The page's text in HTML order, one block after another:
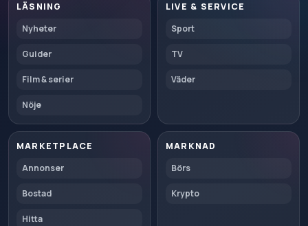
LÄSNING
Nyheter
Guider
Film & serier
Nöje
LIVE & SERVICE
Sport
TV
Väder
MARKETPLACE
Annonser
Bostad
Hitta
MARKNAD
Börs
Krypto